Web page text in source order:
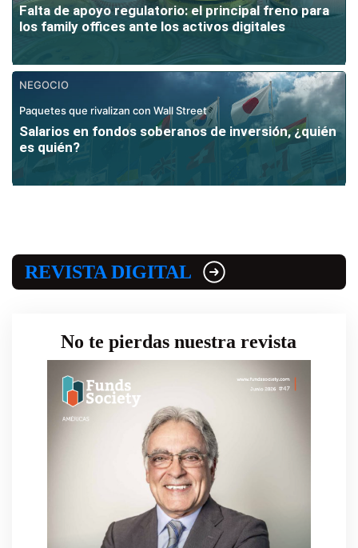
Falta de apoyo regulatorio: el principal freno para
los family offices ante los activos digitales
NEGOCIO
Paquetes que rivalizan con Wall Street
Salarios en fondos soberanos de inversión, ¿quién
es quién?
REVISTA DIGITAL
No te pierdas nuestra revista